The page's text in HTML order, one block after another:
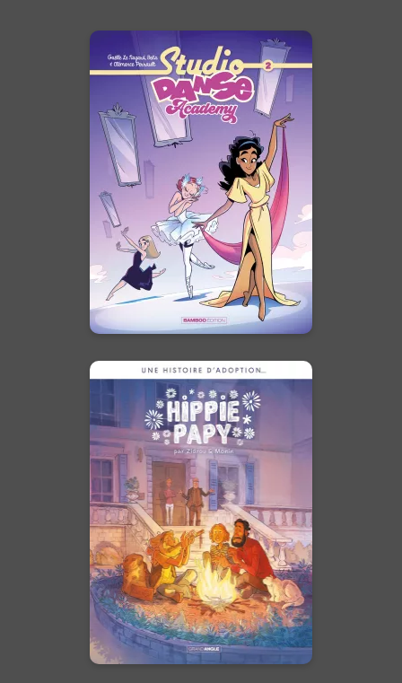
Studio Danse
Academy
Tome 02
Date de parution :
28/10/2026
Liberté, rigueur, émotion : et si la
plus belle danse était
simplement la leur ?
En voir +
Une histoire
d'adoption...-
Hippie papy -
Histoire complète
Date de parution :
29/04/2026
Et si le vrai héritage n’était pas
celui du sang, mais celui du
cœur ?
En voir +